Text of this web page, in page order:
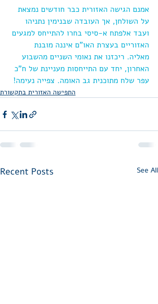
אמנם הגישה האזורית כבר חודשים נמצאת
על השולחן, אך העובדה שבנימין נתניהו
ועבד אלפתח א-סיסי בחרו להתייחס למגעים
האזוריים בעצרת האו"ם איננה מובנת
מאליה. ריכזנו את נאומי השניים מהשבוע
האחרון, יחד עם התייחסות מעניינת של ח"כ
עפר שלח מתוכנית גב האומה. צפייה נעימה!
התפישה האזורית בתקשורת
Recent Posts See All